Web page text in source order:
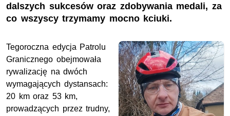
dalszych sukcesów oraz zdobywania medali, za
co wszyscy trzymamy mocno kciuki.
Tegoroczna edycja Patrolu
Granicznego obejmowała
rywalizację na dwóch
wymagających dystansach:
20 kmoraz 53 km,
prowadzących przez trudny,